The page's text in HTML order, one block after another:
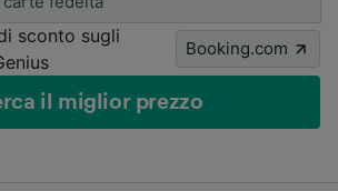
sconto sugli
Booking.com
il miglior prezzo